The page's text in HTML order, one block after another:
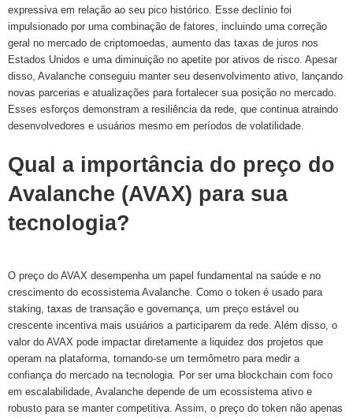
expressiva em relação ao seu pico histórico. Esse declínio foi
impulsionado por uma combinação de fatores, incluindo uma correção
geral no mercado de criptomoedas, aumento das taxas de juros nos
Estados Unidos e uma diminuição no apetite por ativos de risco. Apesar
disso, Avalanche conseguiu manter seu desenvolvimento ativo, lançando
novas parcerias e atualizações para fortalecer sua posição no mercado.
Esses esforços demonstram a resiliência da rede, que continua atraindo
desenvolvedores e usuários mesmo em períodos de volatilidade.
Qual a importância do preço do
Avalanche (AVAX) para sua
tecnologia?
O preço do AVAX desempenha um papel fundamental na saúde e no
crescimento do ecossistema Avalanche. Como o token é usado para
staking, taxas de transação e governança, um preço estável ou
crescente incentiva mais usuários a participarem da rede. Além disso, o
valor do AVAX pode impactar diretamente a liquidez dos projetos que
operam na plataforma, tornando-se um termômetro para medir a
confiança do mercado na tecnologia. Por ser uma blockchain com foco
em escalabilidade, Avalanche depende de um ecossistema ativo e
robusto para se manter competitiva. Assim, o preço do token não apenas